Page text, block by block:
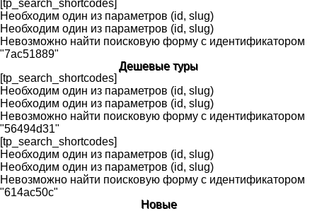
[tp_search_shortcodes]
Необходим один из параметров (id, slug)
Необходим один из параметров (id, slug)
Невозможно найти поисковую форму с идентификатором
"7ac51889"
Дешевые туры
[tp_search_shortcodes]
Необходим один из параметров (id, slug)
Необходим один из параметров (id, slug)
Невозможно найти поисковую форму с идентификатором
"56494d31"
[tp_search_shortcodes]
Необходим один из параметров (id, slug)
Необходим один из параметров (id, slug)
Невозможно найти поисковую форму с идентификатором
"614ac50c"
Новые